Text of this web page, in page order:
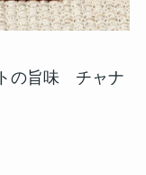
の旨味 チャナ